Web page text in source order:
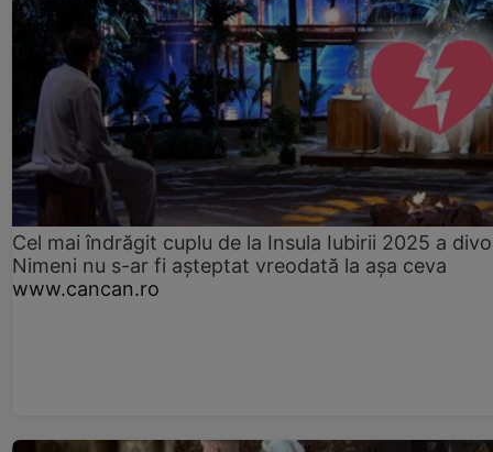
Cel mai îndrăgit cuplu de la Insula Iubirii 2025 a
Nimeni nu s-ar fi așteptat vreodată la așa ceva
www.cancan.ro